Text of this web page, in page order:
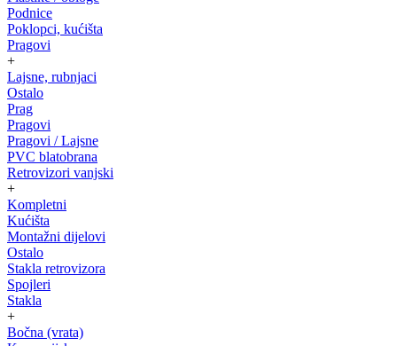
Podnice
Poklopci, kućišta
Pragovi
+
Lajsne, rubnjaci
Ostalo
Prag
Pragovi
Pragovi / Lajsne
PVC blatobrana
Retrovizori vanjski
+
Kompletni
Kućišta
Montažni dijelovi
Ostalo
Stakla retrovizora
Spojleri
Stakla
+
Bočna (vrata)